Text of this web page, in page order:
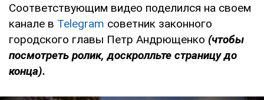
Соответствующим видео поделился на своем
канале в Telegram советник законного
городского главы Петр Андрющенко (чтобы
посмотреть ролик, доскролльте страницу до
конца).